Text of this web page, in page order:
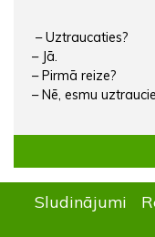
– Uztraucaties?
– Jā.
– Pirmā reize?
– Nē, esmu
Sludinājumi